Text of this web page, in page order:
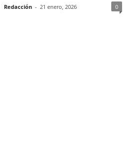
Redacción - 21 enero, 2026 0